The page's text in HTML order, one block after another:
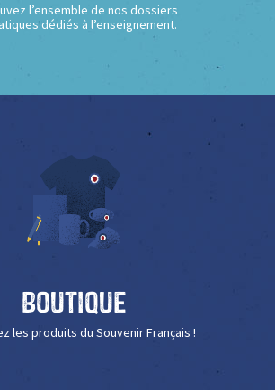
l’ensemble de nos dossiers
dédiés à l’enseignement.
Boutique
les produits du Souvenir Français !